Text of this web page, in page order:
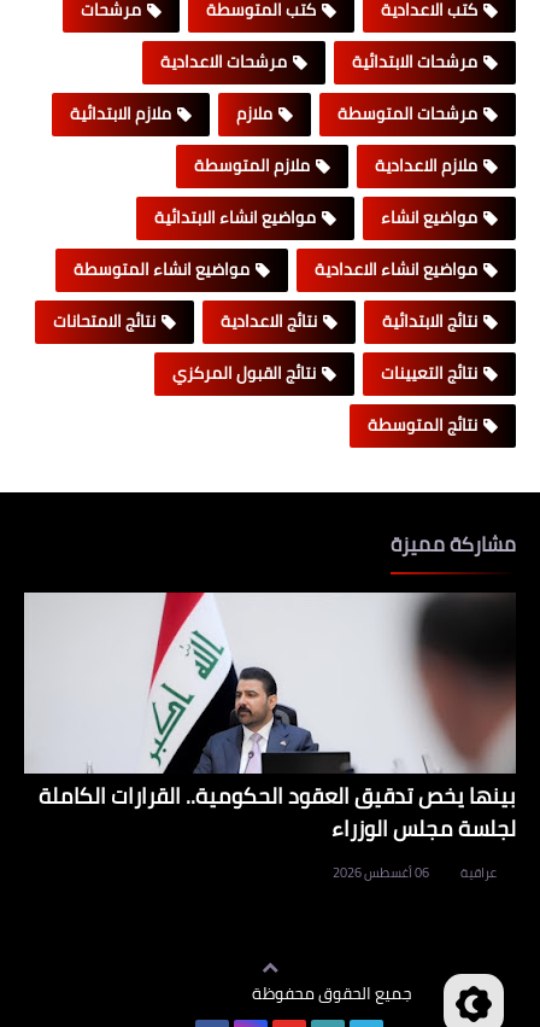
كتب الاعدادية
كتب المتوسطة
مرشحات
مرشحات الابتدائية
مرشحات الاعدادية
مرشحات المتوسطة
ملازم
ملازم الابتدائية
ملازم الاعدادية
ملازم المتوسطة
مواضيع انشاء
مواضيع انشاء الابتدائية
مواضيع انشاء الاعدادية
مواضيع انشاء المتوسطة
نتائج الابتدائية
نتائج الاعدادية
نتائج الامتحانات
نتائج التعيينات
نتائج القبول المركزي
نتائج المتوسطة
مشاركة مميزة
بينها يخص تدقيق العقود الحكومية.. القرارات الكاملة
لجلسة مجلس الوزراء
عراقية 06 أغسطس 2026
جميع الحقوق محفوظة